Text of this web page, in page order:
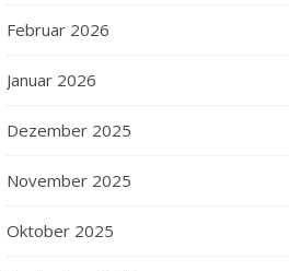
Februar 2026
Januar 2026
Dezember 2025
November 2025
Oktober 2025